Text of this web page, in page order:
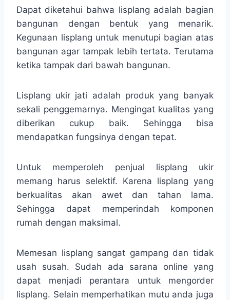
Dapat diketahui bahwa lisplang adalah bagian
bangunan dengan bentuk yang menarik.
Kegunaan lisplang untuk menutupi bagian atas
bangunan agar tampak lebih tertata. Terutama
ketika tampak dari bawah bangunan.
Lisplang ukir jati adalah produk yang banyak
sekali penggemarnya. Mengingat kualitas yang
diberikan cukup baik. Sehingga bisa
mendapatkan fungsinya dengan tepat.
Untuk memperoleh penjual lisplang ukir
memang harus selektif. Karena lisplang yang
berkualitas akan awet dan tahan lama.
Sehingga dapat memperindah komponen
rumah dengan maksimal.
Memesan lisplang sangat gampang dan tidak
usah susah. Sudah ada sarana online yang
dapat menjadi perantara untuk mengorder
lisplang. Selain memperhatikan mutu anda juga